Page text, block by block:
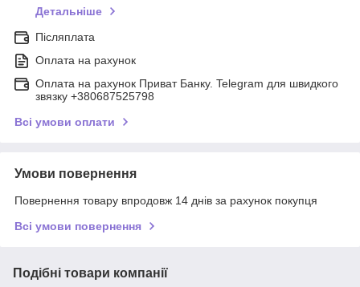
Детальніше
Післяплата
Оплата на рахунок
Оплата на рахунок Приват Банку. Telegram для швидкого
звязку +380687525798
Всі умови оплати
Умови повернення
Повернення товару впродовж 14 днів за рахунок покупця
Всі умови повернення
Подібні товари компанії